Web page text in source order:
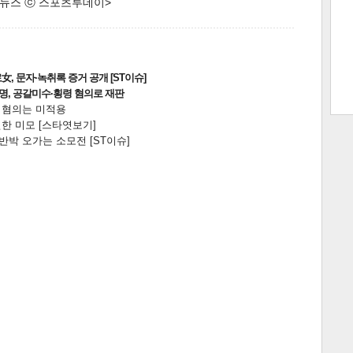
, 문자·녹취록 증거 공개 [ST이슈]
, 공갈미수·횡령 혐의로 재판
의는 미적용
미모 [스타엿보기]
박 오가는 소모전 [ST이슈]